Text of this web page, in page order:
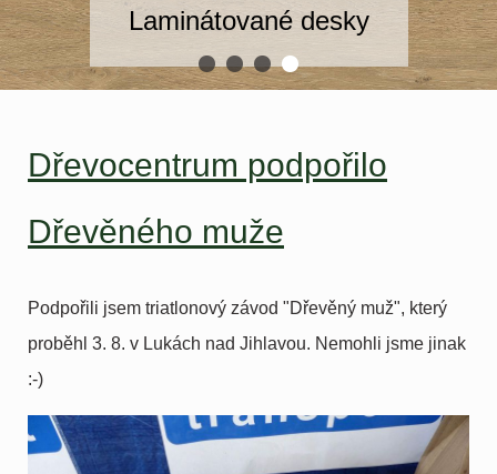
Laminátované desky
Dřevocentrum podpořilo
Dřevěného muže
Podpořili jsem triatlonový závod "Dřevěný muž", který
proběhl 3. 8. v Lukách nad Jihlavou. Nemohli jsme jinak
:-)